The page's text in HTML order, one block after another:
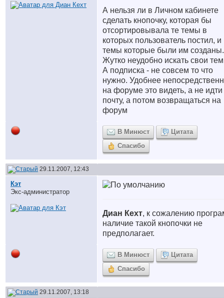
А нельзя ли в Личном кабинете
сделать кнопочку, которая бы
отсортировывала те темы в
которых пользователь постил, и
темы которые были им созданы.
Жутко неудобно искать свои
А подписка - не совсем то что
нужно. Удобнее
на форуме это видеть, а не
почту, а потом возвращаться на
форум
В Минюст
Цитата
Спасибо
29.11.2007, 12:43
Кэт
Экс-администратор
Диан Кехт, к сожалению
наличие такой кнопочки не
предполагает.
В Минюст
Цитата
Спасибо
29.11.2007, 13:18